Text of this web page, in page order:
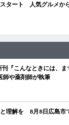
タート 人気グルメか
刊『こんなときには、
師や薬剤師が執筆
理解を 8月8日広島市